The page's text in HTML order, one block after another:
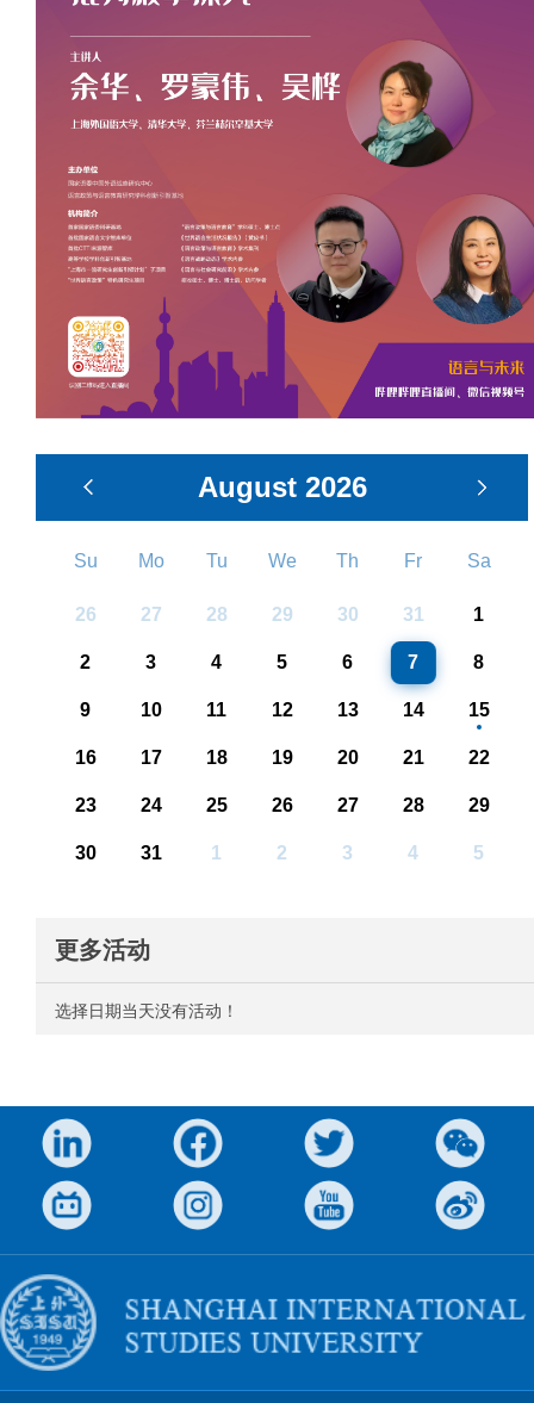
August 2026
Su Mo Tu We Th Fr Sa
26 27 28 29 30 31 1
2 3 4 5 6 7 8
9 10 11 12 13 14 15
16 17 18 19 20 21 22
23 24 25 26 27 28 29
30 31 1 2 3 4 5
更多活动
选择日期当天没有活动！